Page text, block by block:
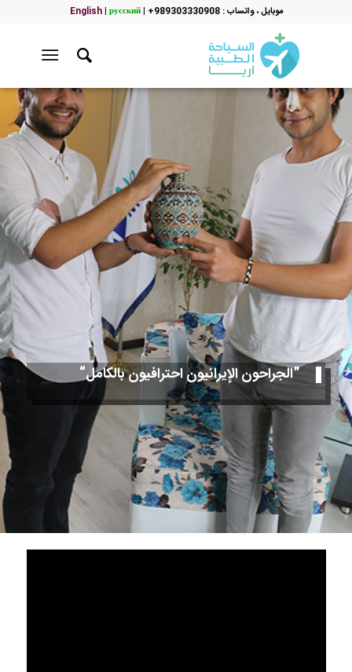
موبایل ، واتساب : 989303330908+ |
English| русский
”الجراحون الإيرانيون احترافيون بالكامل“